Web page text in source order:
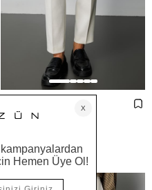
Çift Pile Kadife Pantolon
₺7.695,00